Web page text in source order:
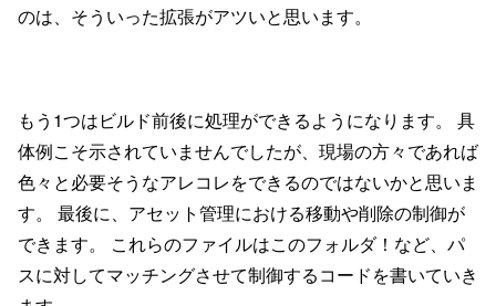
のは、そういった拡張がアツいと思います。
もう1つはビルド前後に処理ができるようになります。 具
体例こそ示されていませんでしたが、現場の方々であれば
色々と必要そうなアレコレをできるのではないかと思いま
す。 最後に、アセット管理における移動や削除の制御が
できます。 これらのファイルはこのフォルダ！など、パ
スに対してマッチングさせて制御するコードを書いていき